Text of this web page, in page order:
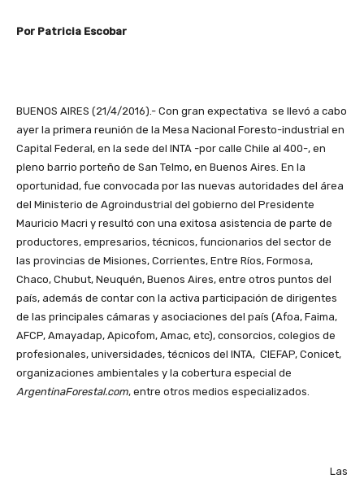
Por Patricia Escobar
BUENOS AIRES (21/4/2016).- Con gran expectativa se llevó a cabo
ayer la primera reunión de la Mesa Nacional Foresto-industrial en
Capital Federal, en la sede del INTA -por calle Chile al 400-, en
pleno barrio porteño de San Telmo, en Buenos Aires. En la
oportunidad, fue convocada por las nuevas autoridades del área
del Ministerio de Agroindustrial del gobierno del Presidente
Mauricio Macri y resultó con una exitosa asistencia de parte de
productores, empresarios, técnicos, funcionarios del sector de
las provincias de Misiones, Corrientes, Entre Ríos, Formosa,
Chaco, Chubut, Neuquén, Buenos Aires, entre otros puntos del
país, además de contar con la activa participación de dirigentes
de las principales cámaras y asociaciones del país (Afoa, Faima,
AFCP, Amayadap, Apicofom, Amac, etc), consorcios, colegios de
profesionales, universidades, técnicos del INTA, CIEFAP, Conicet,
organizaciones ambientales y la cobertura especial de
ArgentinaForestal.com, entre otros medios especializados.
Las